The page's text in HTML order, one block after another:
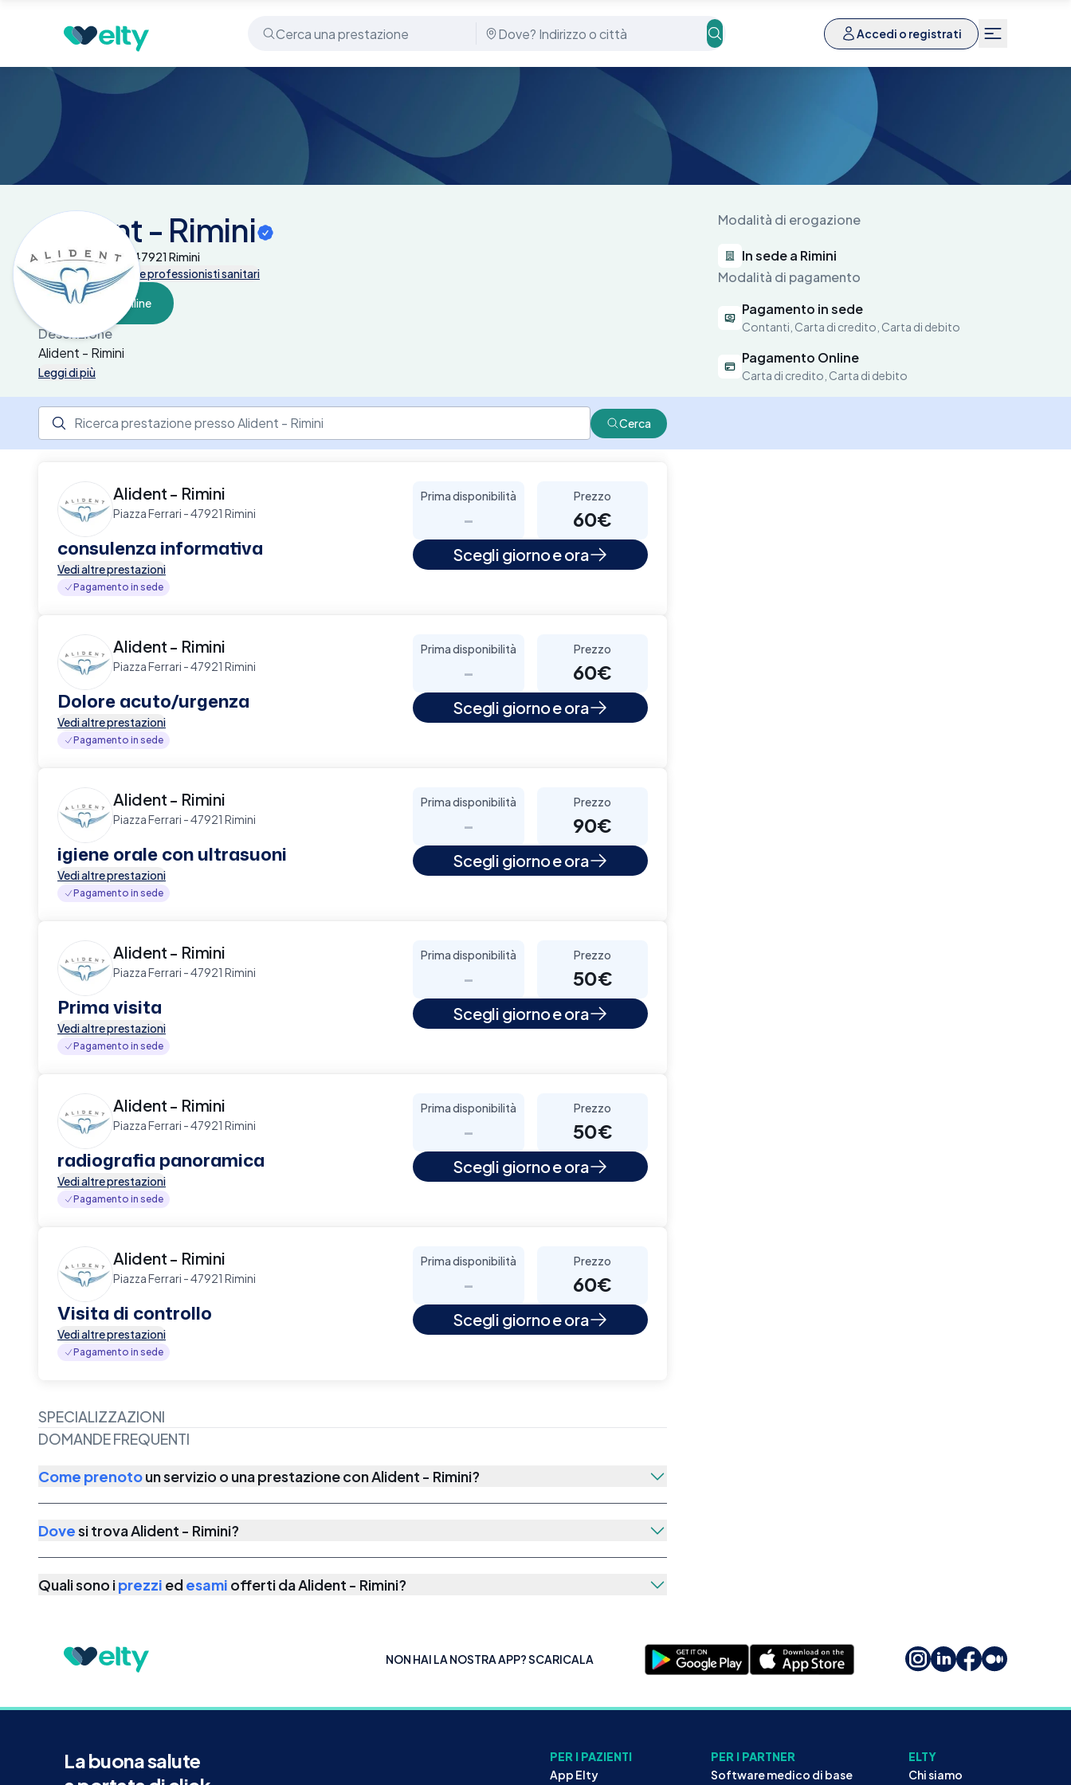
Accedi o registrati
Centri medici
Alident - Rimini
Piazza Ferrari 22 - 47921 Rimini
Tutte le prestazioni e professionisti sanitari
Prenota online
Descrizione
Alident - Rimini
Leggi di più
Modalità di erogazione
In sede a Rimini
Modalità di pagamento
Pagamento in sede
Contanti, Carta di credito, Carta di debito
Pagamento Online
Carta di credito, Carta di debito
Ricerca prestazione presso il centro medico Cerca
Alident - Rimini
Piazza Ferrari - 47921 Rimini
consulenza informativa
Vedi altre prestazioni
Pagamento in sede
Prima disponibilità
-
Prezzo
60€
Scegli giorno e ora
Alident - Rimini
Piazza Ferrari - 47921 Rimini
Dolore acuto/urgenza
Vedi altre prestazioni
Pagamento in sede
Prima disponibilità
-
Prezzo
60€
Scegli giorno e ora
Alident - Rimini
Piazza Ferrari - 47921 Rimini
igiene orale con ultrasuoni
Vedi altre prestazioni
Pagamento in sede
Prima disponibilità
-
Prezzo
90€
Scegli giorno e ora
Alident - Rimini
Piazza Ferrari - 47921 Rimini
Prima visita
Vedi altre prestazioni
Pagamento in sede
Prima disponibilità
-
Prezzo
50€
Scegli giorno e ora
Alident - Rimini
Piazza Ferrari - 47921 Rimini
radiografia panoramica
Vedi altre prestazioni
Pagamento in sede
Prima disponibilità
-
Prezzo
50€
Scegli giorno e ora
Alident - Rimini
Piazza Ferrari - 47921 Rimini
Visita di controllo
Vedi altre prestazioni
Pagamento in sede
Prima disponibilità
-
Prezzo
60€
Scegli giorno e ora
SPECIALIZZAZIONI
DOMANDE FREQUENTI
Come prenotoun servizio o una prestazione conAlident - Rimini?
Dovesi trovaAlident - Rimini?
Quali sono iprezzi edesami offerti daAlident - Rimini?
NON HAI LA NOSTRA APP? SCARICALA
La buona salute
PER I PAZIENTI
App Elty
PER I PARTNER
Software medico di base
ELTY
Chi siamo